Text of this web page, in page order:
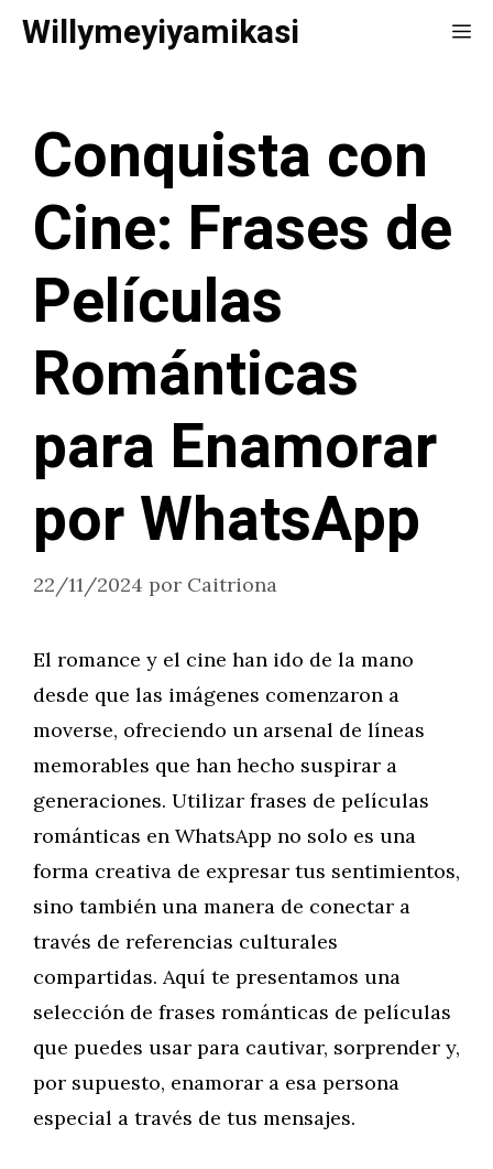
Saltar
Willymeyiyamikasi
Conquista con
Cine: Frases de
Películas
Románticas
para Enamorar
por WhatsApp
22/11/2024 por Caitriona
El romance y el cine han ido de la mano
desde que las imágenes comenzaron a
moverse, ofreciendo un arsenal de líneas
memorables que han hecho suspirar a
generaciones. Utilizar frases de películas
románticas en WhatsApp no solo es una
forma creativa de expresar tus sentimientos,
sino también una manera de conectar a
través de referencias culturales
compartidas. Aquí te presentamos una
selección de frases románticas de películas
que puedes usar para cautivar, sorprender y,
por supuesto, enamorar a esa persona
especial a través de tus mensajes.